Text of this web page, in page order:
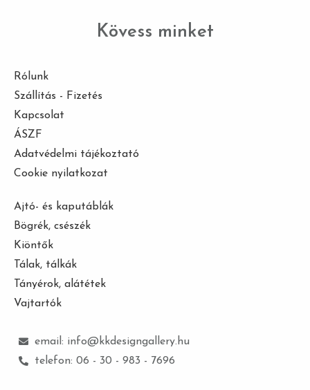
Kövess minket
Rólunk
Szállítás - Fizetés
Kapcsolat
ÁSZF
Adatvédelmi tájékoztató
Cookie nyilatkozat
Ajtó- és kaputáblák
Bögrék, csészék
Kiöntők
Tálak, tálkák
Tányérok, alátétek
Vajtartók
email: info@kkdesigngallery.hu
telefon: 06 - 30 - 983 - 7696